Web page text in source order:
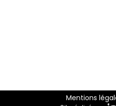
Mentions